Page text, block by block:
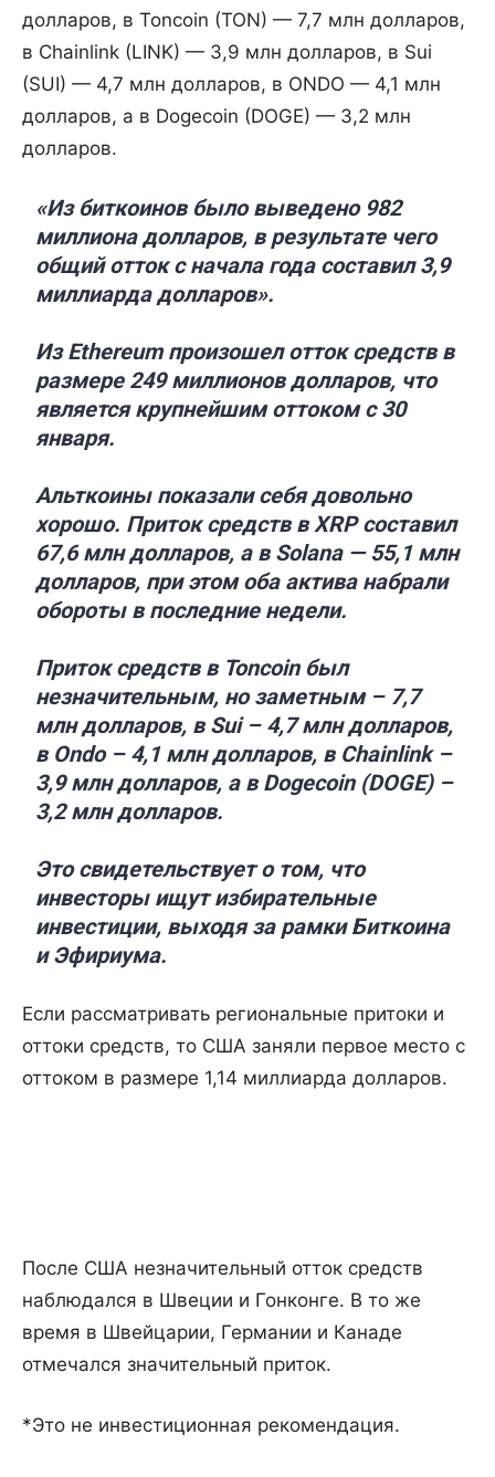
долларов, в Toncoin (TON) — 7,7 млн долларов,
в Chainlink (LINK) — 3,9 млн долларов, в Sui
(SUI) — 4,7 млн долларов, в ONDO — 4,1 млн
долларов, а в Dogecoin (DOGE) — 3,2 млн
долларов.
«Из биткоинов было выведено 982
миллиона долларов, в результате чего
общий отток с начала года составил 3,9
миллиарда долларов».
Из Ethereum произошел отток средств в
размере 249 миллионов долларов, что
является крупнейшим оттоком с 30
января.
Альткоины показали себя довольно
хорошо. Приток средств в XRP составил
67,6 млн долларов, а в Solana — 55,1 млн
долларов, при этом оба актива набрали
обороты в последние недели.
Приток средств в Toncoin был
незначительным, но заметным – 7,7
млн долларов, в Sui – 4,7 млн долларов,
в Ondo – 4,1 млн долларов, в Chainlink –
3,9 млн долларов, а в Dogecoin (DOGE) –
3,2 млн долларов.
Это свидетельствует о том, что
инвесторы ищут избирательные
инвестиции, выходя за рамки Биткоина
и Эфириума.
Если рассматривать региональные притоки и
оттоки средств, то США заняли первое место с
оттоком в размере 1,14 миллиарда долларов.
После США незначительный отток средств
наблюдался в Швеции и Гонконге. В то же
время в Швейцарии, Германии и Канаде
отмечался значительный приток.
*Это не инвестиционная рекомендация.